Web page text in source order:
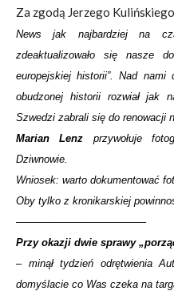
Za zgodą Jerzego Kulińskiego
News jak najbardziej na
zdeaktualizowało się nasze
europejskiej historii”. Nad
obudzonej historii rozwiał jak
Szwedzi zabrali się do renowacji
Marian Lenz przywołuje
Dziwnowie.
Wniosek: warto dokumentować
Oby tylko z kronikarskiej
————————————–
Przy okazji dwie sprawy
– minął tydzień odrętwienia
domyślacie co Was czeka na